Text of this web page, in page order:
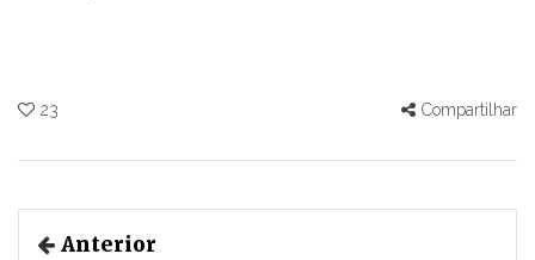
23 Compartilhar
Anterior